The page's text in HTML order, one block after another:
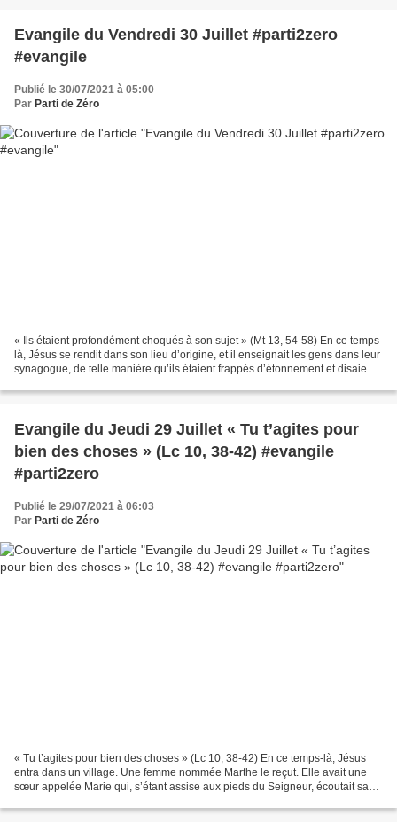
Evangile du Vendredi 30 Juillet #parti2zero
#evangile
Publié le 30/07/2021 à 05:00
Par Parti de Zéro
« Ils étaient profondément choqués à son sujet » (Mt 13, 54-58) En ce temps-
là, Jésus se rendit dans son lieu d’origine, et il enseignait les gens dans leur
synagogue, de telle manière qu’ils étaient frappés d’étonnement et disaient :
Evangile du Jeudi 29 Juillet « Tu t’agites pour
bien des choses » (Lc 10, 38-42) #evangile
#parti2zero
Publié le 29/07/2021 à 06:03
Par Parti de Zéro
« Tu t’agites pour bien des choses » (Lc 10, 38-42) En ce temps-là, Jésus
entra dans un village. Une femme nommée Marthe le reçut. Elle avait une
sœur appelée Marie qui, s’étant assise aux pieds du Seigneur, écoutait sa